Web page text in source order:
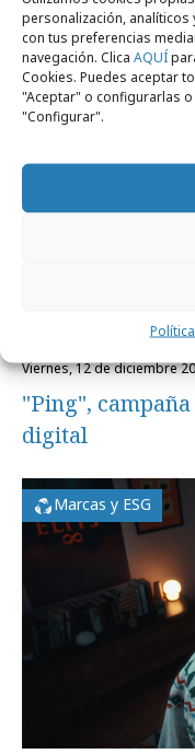
personalización,
con tus preferencias
navegación. Clica AQUÍ
Cookies. Puedes aceptar
"Aceptar" o configurarlas
"Configurar".
Noticias
Marcas y ESG
viernes, 12 de diciembre
"Ping",
digital
Marcas y ESG